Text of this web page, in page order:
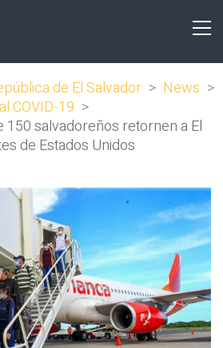
de El Salvador > News >
COVID-19 >
150 salvadoreños retornen a El
de Estados Unidos